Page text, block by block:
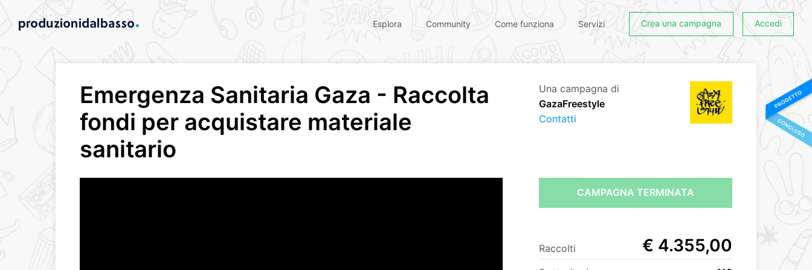
Esplora Community Come funziona Servizi Crea una campagna Accedi
Emergenza Sanitaria Gaza - Raccolta
fondi per acquistare materiale
sanitario
Una campagna di
GazaFreestyle
Contatti
CAMPAGNA TERMINATA
Raccolti € 4.355,00